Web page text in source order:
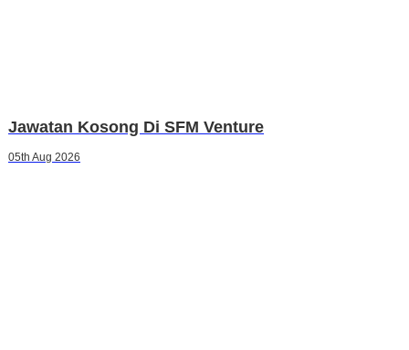
Jawatan Kosong Di SFM Venture
05th Aug 2026